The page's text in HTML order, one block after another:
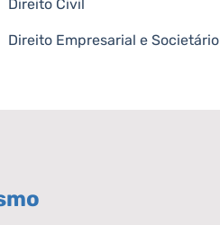
Direito Civil
Direito Empresarial e Societário